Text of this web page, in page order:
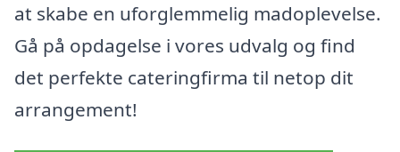
at skabe en uforglemmelig madoplevelse.
Gå på opdagelse i vores udvalg og find
det perfekte cateringfirma til netop dit
arrangement!